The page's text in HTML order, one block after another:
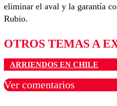
eliminar el aval y la garantía
Rubio.
OTROS TEMAS A
ARRIENDOS EN CHILE
Ver comentarios